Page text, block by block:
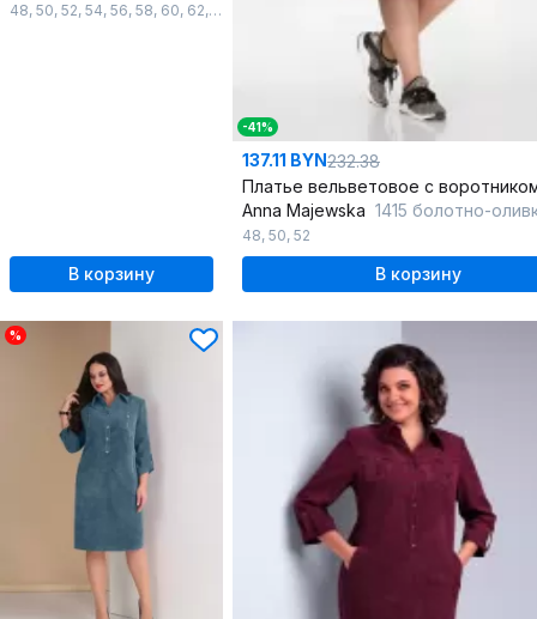
48, 50, 52, 54, 56, 58, 60, 62, 64
В корзину
-41%
137.11 BYN232.38
Anna Majewska 1415 болотно-
48, 50, 52
В корзину
%